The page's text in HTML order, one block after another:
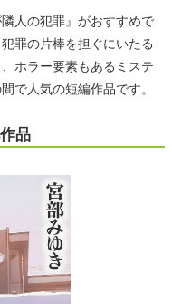
人の犯罪』がおすすめで
罪の片棒を担ぐにいたる
ホラー要素もあるミステ
で人気の短編作品です。
品